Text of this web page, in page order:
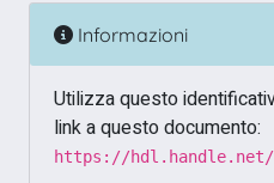
Informazioni
Utilizza questo
link a questo documento:
https://hdl.handle.net/